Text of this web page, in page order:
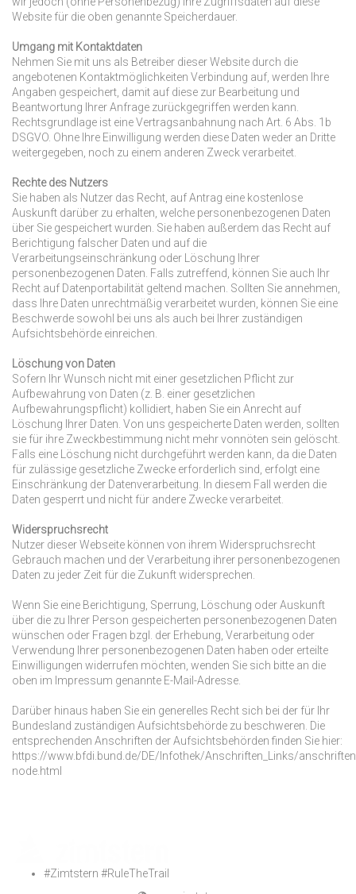
Website für die oben genannte Speicherdauer.
Umgang mit Kontaktdaten
Nehmen Sie mit uns als Betreiber dieser Website durch die
angebotenen Kontakt­möglichkeiten Verbindung auf, werden Ihre
Angaben gespeichert, damit auf diese zur Bearbeitung und
Beantwortung Ihrer Anfrage zurückgegriffen werden kann.
Rechtsgrundlage ist eine Vertragsanbahnung nach Art. 6 Abs. 1b
DSGVO. Ohne Ihre Einwilligung werden diese Daten weder an Dritte
weitergegeben, noch zu einem anderen Zweck verarbeitet.
Rechte des Nutzers
Sie haben als Nutzer das Recht, auf Antrag eine kostenlose
Auskunft darüber zu erhalten, welche personenbezogenen Daten
über Sie gespeichert wurden. Sie haben außerdem das Recht auf
Berichtigung falscher Daten und auf die
Verarbeitungseinschränkung oder Löschung Ihrer
personenbezogenen Daten. Falls zutreffend, können Sie auch Ihr
Recht auf Datenportabilität geltend machen. Sollten Sie annehmen,
dass Ihre Daten unrechtmäßig verarbeitet wurden, können Sie eine
Beschwerde sowohl bei uns als auch bei Ihrer zuständigen
Aufsichtsbehörde einreichen.
Löschung von Daten
Sofern Ihr Wunsch nicht mit einer gesetzlichen Pflicht zur
Aufbewahrung von Daten (z. B. einer gesetzlichen
Aufbewahrungspflicht) kollidiert, haben Sie ein Anrecht auf
Löschung Ihrer Daten. Von uns gespeicherte Daten werden, sollten
sie für ihre Zweckbestimmung nicht mehr vonnöten sein gelöscht.
Falls eine Löschung nicht durchgeführt werden kann, da die Daten
für zulässige gesetzliche Zwecke erforderlich sind, erfolgt eine
Einschränkung der Datenverarbeitung. In diesem Fall werden die
Daten gesperrt und nicht für andere Zwecke verarbeitet.
Widerspruchsrecht
Nutzer dieser Webseite können von ihrem Widerspruchsrecht
Gebrauch machen und der Verarbeitung ihrer personenbezogenen
Daten zu jeder Zeit für die Zukunft widersprechen.
Wenn Sie eine Berichtigung, Sperrung, Löschung oder Auskunft
über die zu Ihrer Person gespeicherten personenbezogenen Daten
wünschen oder Fragen bzgl. der Erhebung, Verarbeitung oder
Verwendung Ihrer personenbezogenen Daten haben oder erteilte
Einwilligungen widerrufen möchten, wenden Sie sich bitte an die
oben im Impressum genannte E-Mail-Adresse.
Darüber hinaus haben Sie ein generelles Recht sich bei der für Ihr
Bundesland zuständigen Aufsichtsbehörde zu beschweren. Die
entsprechenden Anschriften der Aufsichtsbehörden finden Sie hier:
https://www.bfdi.bund.de/DE/Infothek/Anschriften_Links/
node.html
#Zimtstern #RuleTheTrail